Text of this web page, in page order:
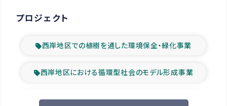
プロジェクト
西岸地区での植樹を通した環境保全・緑化事業
西岸地区における循環型社会のモデル形成事業
ツアー参加者の声